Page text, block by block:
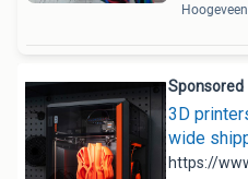
Hoogeveen